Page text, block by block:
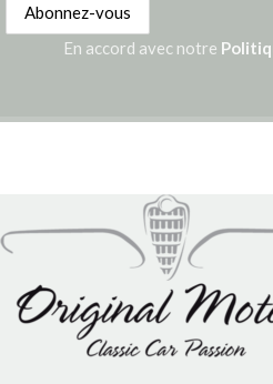
En accord avec notre